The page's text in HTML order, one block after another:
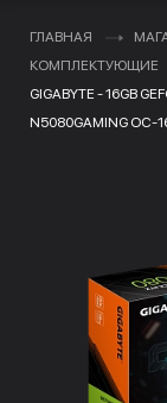
ГЛАВНАЯ
КОМПЛЕКТУЮЩИЕ
GIGABYTE - 16GB
N5080GAMING OC-